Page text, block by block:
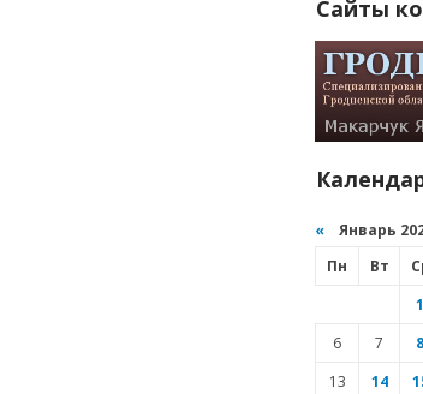
Сайты
« Январь
Пн
Вт
1
6
7 8
13
14